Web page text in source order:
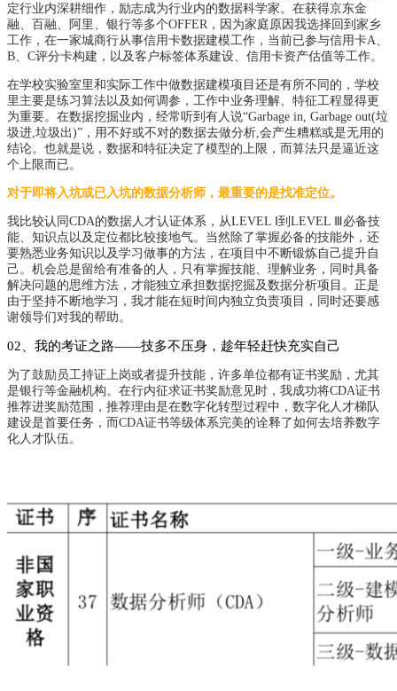
定行业内深耕细作，励志成为行业内的数据科学家。在获得京东金
融、百融、阿里、银行等多个OFFER，因为家庭原因我选择回到家乡
工作，在一家城商行从事信用卡数据建模工作，当前已参与信用卡A、
B、C评分卡构建，以及客户标签体系建设、信用卡资产估值等工作。
在学校实验室里和实际工作中做数据建模项目还是有所不同的，学校
里主要是练习算法以及如何调参，工作中业务理解、特征工程显得更
为重要。在数据挖掘业内，经常听到有人说“Garbage in, Garbage out(垃
圾进,垃圾出)”，用不好或不对的数据去做分析,会产生糟糕或是无用的
结论。也就是说，数据和特征决定了模型的上限，而算法只是逼近这
个上限而已。
对于即将入坑或已入坑的数据分析师，最重要的是找准定位。
我比较认同CDA的数据人才认证体系，从LEVEL Ⅰ到LEVEL Ⅲ必备技
能、知识点以及定位都比较接地气。当然除了掌握必备的技能外，还
要熟悉业务知识以及学习做事的方法，在项目中不断锻炼自己提升自
己。机会总是留给有准备的人，只有掌握技能、理解业务，同时具备
解决问题的思维方法，才能独立承担数据挖掘及数据分析项目。正是
由于坚持不断地学习，我才能在短时间内独立负责项目，同时还要感
谢领导们对我的帮助。
02、我的考证之路——技多不压身，趁年轻赶快充实自己
为了鼓励员工持证上岗或者提升技能，许多单位都有证书奖励，尤其
是银行等金融机构。在行内征求证书奖励意见时，我成功将CDA证书
推荐进奖励范围，推荐理由是在数字化转型过程中，数字化人才梯队
建设是首要任务，而CDA证书等级体系完美的诠释了如何去培养数字
化人才队伍。